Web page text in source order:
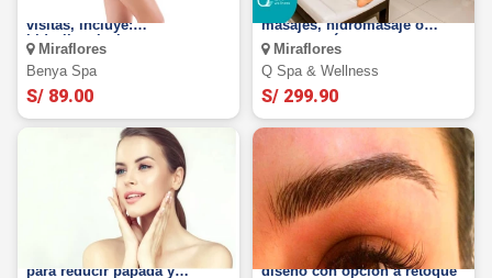
Lipoescultura sin cirugía en 6
visitas, incluye:
hidrolipoclasia,
ultracavitación y más.
Miraflores
Benya Spa
S/ 89.00
Full day Spa parejas con
masajes, hidromasaje o
sauna y más
Miraflores
Q Spa & Wellness
S/ 299.90
3 sesiones de tratamiento
para reducir papada y
Cejas 9D microblading +
diseño con opción a retoque